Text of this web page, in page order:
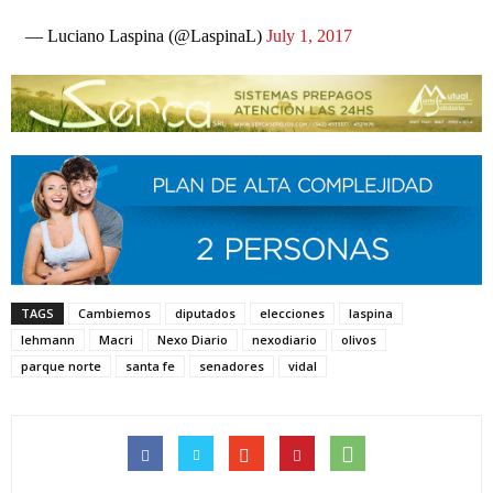
— Luciano Laspina (@LaspinaL) July 1, 2017
TAGS Cambiemos diputados elecciones
laspina
lehmann
Macri Nexo Diario nexodiario
olivos
parque norte
santa fe senadores vidal